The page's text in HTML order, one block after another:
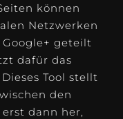
können
Netzwerken
geteilt
dafür das
Tool stellt
den
dann her,